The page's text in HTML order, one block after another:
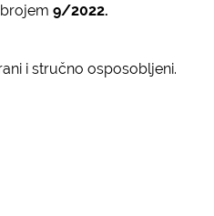
9/2022.
i stručno osposobljeni.